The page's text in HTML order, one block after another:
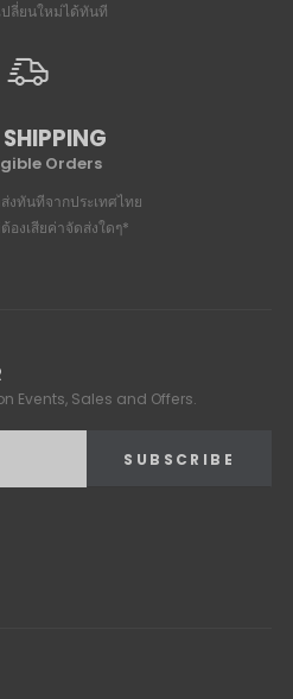
ปลี่ยนใหม่ได้ทันที
SHIPPING
Orders
งทันทีจากประเทศไทย
องเสียค่าจัดส่งใดๆ*
Events, Sales and Offers.